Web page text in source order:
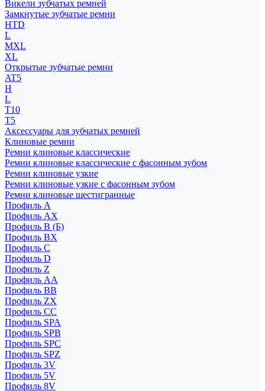
Викели зубчатых ремней
Замкнутые зубчатые ремни
HTD
L
MXL
XL
Открытые зубчатые ремни
AT5
H
L
T10
T5
Аксессуары для зубчатых ремней
Клиновые ремни
Ремни клиновые классические
Ремни клиновые классические с фасонным зубом
Ремни клиновые узкие
Ремни клиновые узкие с фасонным зубом
Ремни клиновые шестигранные
Профиль A
Профиль AX
Профиль B (Б)
Профиль BX
Профиль C
Профиль D
Профиль Z
Профиль АА
Профиль BB
Профиль ZX
Профиль CC
Профиль SPA
Профиль SPB
Профиль SPC
Профиль SPZ
Профиль 3V
Профиль 5V
Профиль 8V